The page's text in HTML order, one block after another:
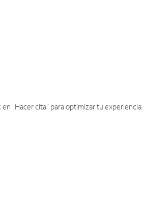
"Hacer cita" para optimizar tu experiencia.